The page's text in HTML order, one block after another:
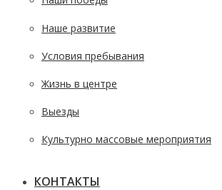
Наше развитие
Условия пребывания
Жизнь в центре
Выезды
Культурно массовые мероприятия
КОНТАКТЫ